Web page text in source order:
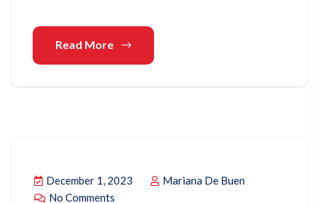
Read More
December 1, 2023
Mariana De Buen
No Comments